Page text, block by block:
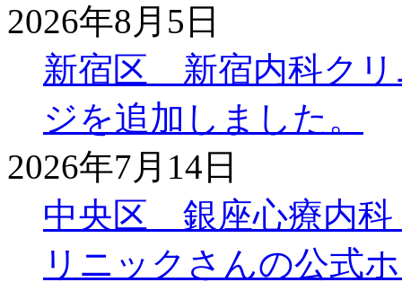
2026年8月5日
新宿区 新宿内科クリ
ジを追加しました。
2026年7月14日
中央区 銀座心療内科
リニックさんの公式